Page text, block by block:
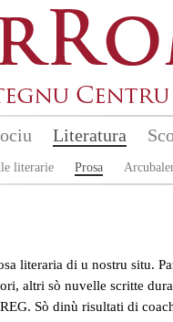
Literatura
literarie Prosa
literaria di u nostru situ.
altri sò nuvelle scritte
Sò dinù risultati di